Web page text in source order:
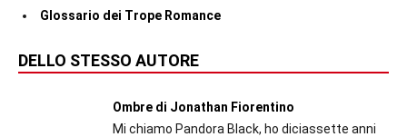
Glossario dei Trope Romance
DELLO STESSO AUTORE
Ombre di Jonathan Fiorentino
Mi chiamo Pandora Black, ho diciassette anni